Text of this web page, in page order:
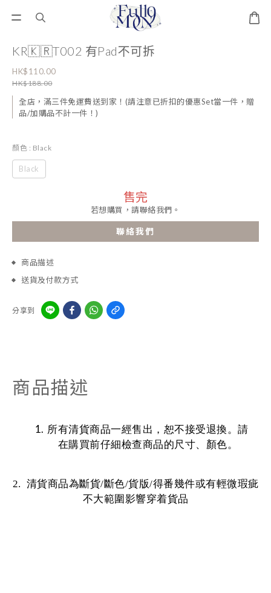
KR🇰🇷T002 有Pad不可拆
HK$110.00
HK$188.00
全店，滿三件免運費送到家！(請注意已折扣的優惠Set當一件，贈
品/加購品不計一件！)
顏色 : Black
Black
售完
若想購買，請聯絡我們。
聯絡我們
商品描述
送貨及付款方式
分享到
商品描述
所有清貨商品一經售出，恕不接受退換。請
在購買前仔細檢查商品的尺寸、顏色。
2. 清貨商品為斷貨/斷色/貨版/得番幾件或有輕微瑕疵
不大範圍影響穿着貨品